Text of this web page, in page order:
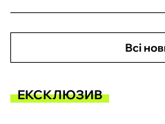
Всі
ЕКСКЛЮЗИВ